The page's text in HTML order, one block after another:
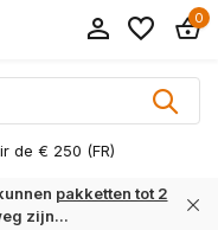
0
de € 250 (FR)
pakketten tot 2
zijn...